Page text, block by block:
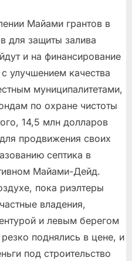
Майами грантов в
для защиты залива
и на финансирование
улучшением качества
муниципалитетами,
по охране чистоты
14,5 млн долларов
продвижения своих
септика в
Майами-Дейд.
пока риэлтеры
владения,
и левым берегом
поднялись в цене, и
под строительство